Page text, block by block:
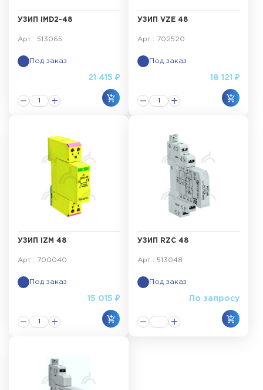
УЗИП IMD2-48
Арт.: 513065
Под заказ
21 415 ₽
УЗИП VZE 48
Арт.: 702520
Под заказ
18 121 ₽
УЗИП IZM 48
Арт.: 700040
Под заказ
15 015 ₽
УЗИП RZC 48
Арт.: 513048
Под заказ
По запросу